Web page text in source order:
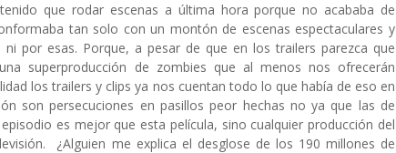
que rodar escenas a última hora porque no acababa de
tan solo con un montón de escenas espectaculares y
ni por esas. Porque, a pesar de que en los trailers parezca que
superproducción de zombies que al menos nos ofrecerán
los trailers y clips ya nos cuentan todo lo que había de eso en
son persecuciones en pasillos peor hechas no ya que las de
es mejor que esta película, sino cualquier producción del
¿Alguien me explica el desglose de los 190 millones de